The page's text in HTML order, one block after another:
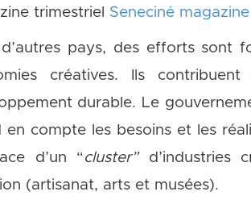
trimestriel Seneciné magazine
d’autres pays, des efforts sont
créatives. Ils
durable. Le
en compte les besoins et les
d’un “cluster” d’industries
(artisanat, arts et musées).